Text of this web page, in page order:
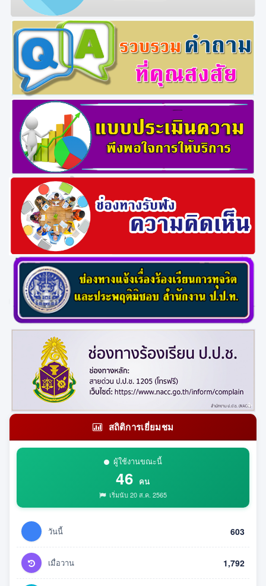
สถิติการเยี่ยมชม
ผู้ใช้งานขณะนี้
46 คน
เริ่มนับ 20 ส.ค. 2565
วันนี้ 603
เมื่อวาน 1,792